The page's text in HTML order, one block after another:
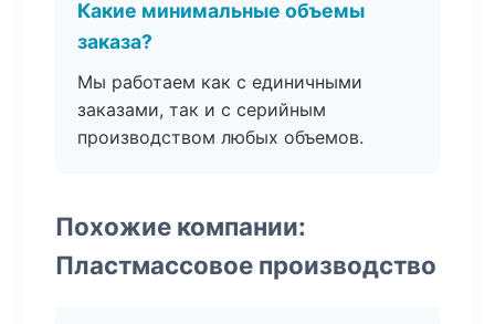
Какие минимальные объемы
заказа?
Мы работаем как с единичными
заказами, так и с серийным
производством любых объемов.
Похожие компании:
Пластмассовое производство